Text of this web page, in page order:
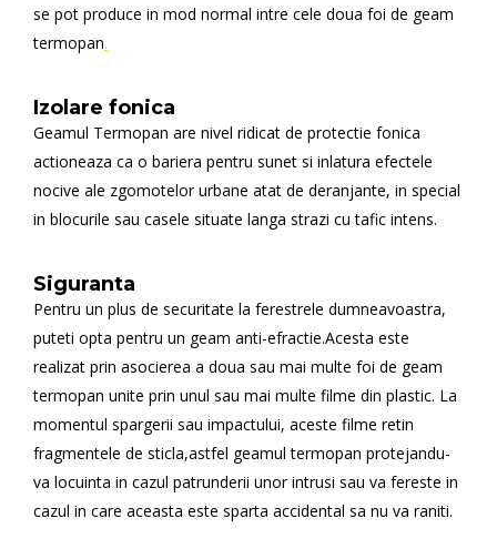
se pot produce in mod normal intre cele doua foi de geam
termopan.
Izolare fonica
Geamul Termopan are nivel ridicat de protectie fonica
actioneaza ca o bariera pentru sunet si inlatura efectele
nocive ale zgomotelor urbane atat de deranjante, in special
in blocurile sau casele situate langa strazi cu tafic intens.
Siguranta
Pentru un plus de securitate la ferestrele dumneavoastra,
puteti opta pentru un geam anti-efractie.Acesta este
realizat prin asocierea a doua sau mai multe foi de geam
termopan unite prin unul sau mai multe filme din plastic. La
momentul spargerii sau impactului, aceste filme retin
fragmentele de sticla,astfel geamul termopan protejandu-
va locuinta in cazul patrunderii unor intrusi sau va fereste in
cazul in care aceasta este sparta accidental sa nu va raniti.